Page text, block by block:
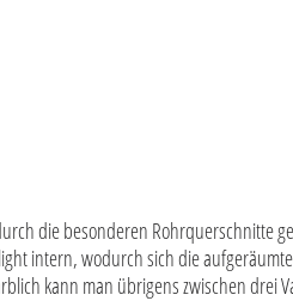
die besonderen Rohrquerschnitte
intern, wodurch sich die
kann man übrigens zwischen drei